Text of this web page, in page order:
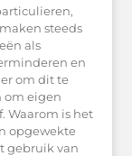
steeds
als
en
om dit te
om eigen
Waarom is het
opgewekte
gebruik van